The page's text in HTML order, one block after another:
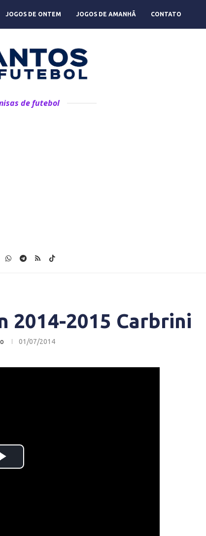
JOGOS DE ONTEM JOGOS DE AMANHÃ CONTATO
de futebol
2014-2015 Carbrini
01/07/2014